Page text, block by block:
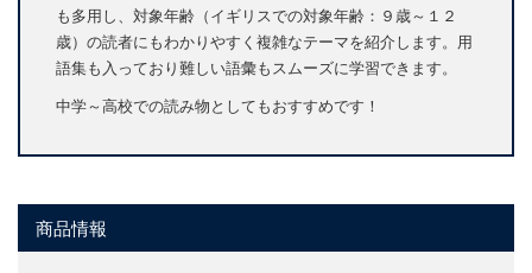
も多用し、対象年齢（イギリスでの対象年齢：９歳～１２
歳）の読者にもわかりやすく複雑なテーマを紹介します。用
語集も入っており難しい語彙もスムーズに学習できます。
中学～高校での読み物としてもおすすめです！
商品情報